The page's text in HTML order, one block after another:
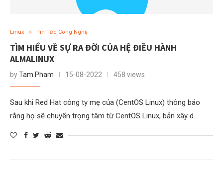
Linux Tin Tức Công Nghệ
TÌM HIỂU VỀ SỰ RA ĐỜI CỦA HỆ ĐIỀU HÀNH
ALMALINUX
byTam Pham 15-08-2022 458 views
Sau khi Red Hat công ty mẹ của (CentOS Linux) thông báo
rằng họ sẽ chuyển trọng tâm từ CentOS Linux, bản xây d…